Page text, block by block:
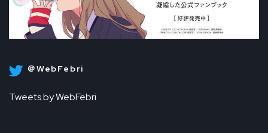
＠WebFebri
Tweets by WebFebri